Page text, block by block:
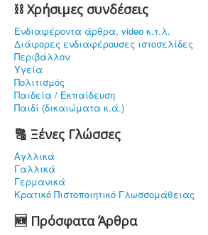
⛓ Χρήσιμες συνδέσεις
Ενδιαφέρoντα άρθρα, video κ.τ.λ.
Διάφορες ενδιαφέρουσες ιστοσελίδες
Περιβάλλον
Υγεία
Πολιτισμός
Παιδεία / Εκπαίδευση
Παιδί (δικαιώματα κ.ά.)
🔠 Ξένες Γλώσσες
Αγλλικά
Γαλλικά
Γερμανικά
Κρατικό Πιστοποιητικό Γλωσσομάθειας
🆕 Πρόσφατα Άρθρα